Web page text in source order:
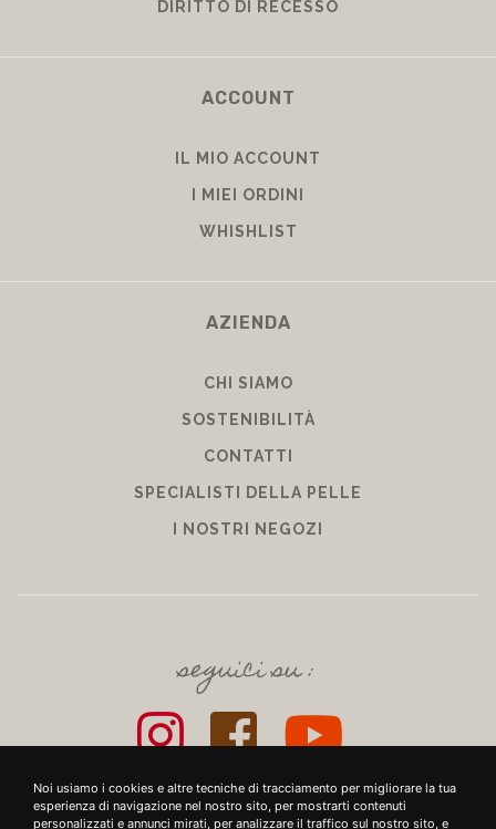
Noi usiamo i cookies e altre tecniche di tracciamento per migliorare la tua
esperienza di navigazione nel nostro sito, per mostrarti contenuti
personalizzati e annunci mirati, per analizzare il traffico sul nostro sito, e
DIRITTO DI RECESSO
ACCOUNT
IL MIO ACCOUNT
I MIEI ORDINI
WHISHLIST
AZIENDA
CHI SIAMO
SOSTENIBILITÀ
CONTATTI
SPECIALISTI DELLA PELLE
I NOSTRI NEGOZI
seguici su :